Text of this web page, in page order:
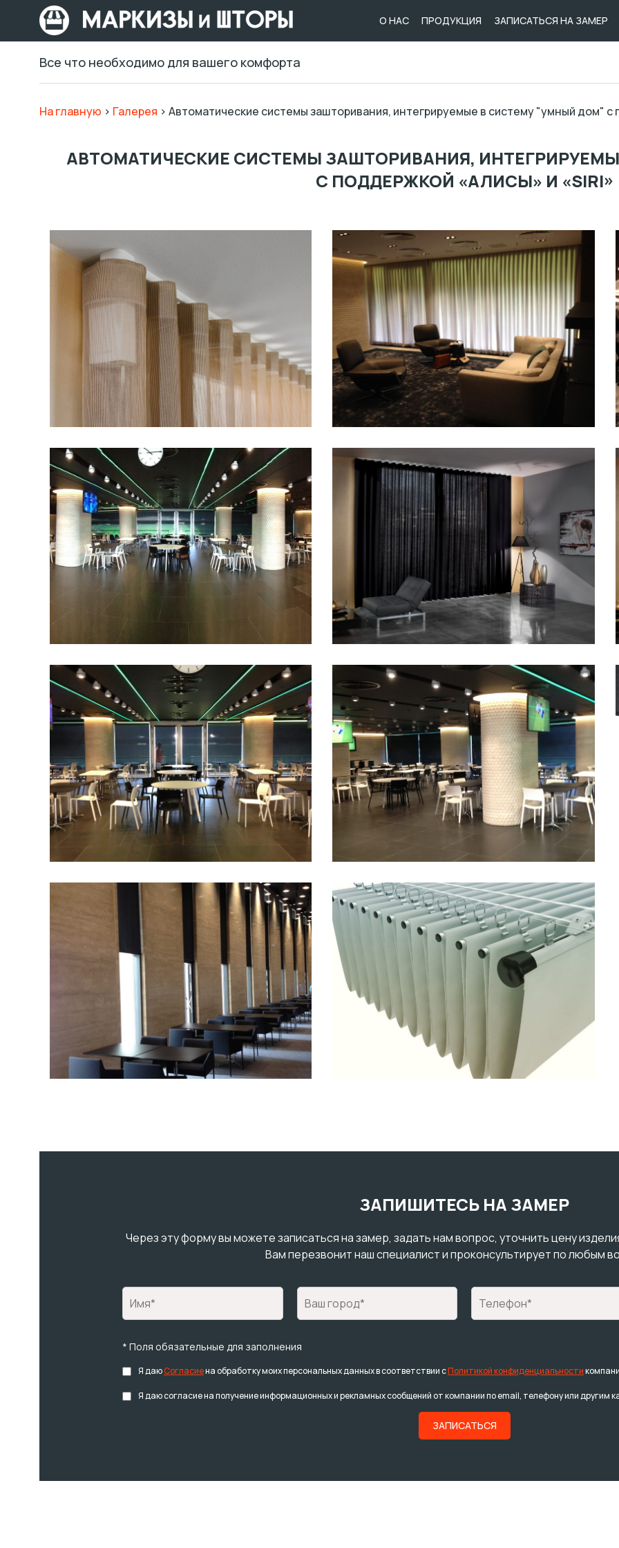
О НАС ПРОДУКЦИЯ ЗАПИСАТЬСЯ НА ЗАМЕР
Все что необходимо для вашего комфорта
На главную > Галерея > Автоматические системы зашторивания, интегрируемые в систему "умный дом" с
АВТОМАТИЧЕСКИЕ СИСТЕМЫ ЗАШТОРИВАНИЯ,
С ПОДДЕРЖКОЙ «АЛИСЫ» И «SIRI»
ЗАПИШИТЕСЬ НА ЗАМЕР
Через эту форму вы можете записаться на замер, задать нам вопрос, уточнить цену
Вам перезвонит наш специалист и проконсультирует по любым
* Поля обязательные для заполнения
Я даюСогласиена обработку моих персональных данных в соответствии сПолитикой конфиденциальности
Я даю согласие на получение информационных и рекламных сообщений от компании по email, телефону или другим